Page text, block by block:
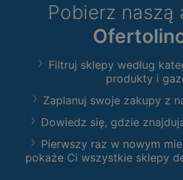
Pobierz naszą
Filtruj sklepy według
produkty i
Zaplanuj swoje zakupy z
Dowiedz się, gdzie
Pierwszy raz w nowym
pokaże Ci wszystkie sklepy